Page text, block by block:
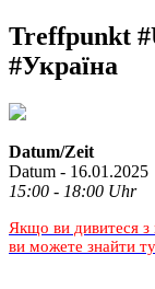
Treffpunkt
#Україна
Datum/Zeit
Datum - 16.01.2025
15:00 - 18:00 Uhr
Якщо ви дивитеся з
ви можете знайти